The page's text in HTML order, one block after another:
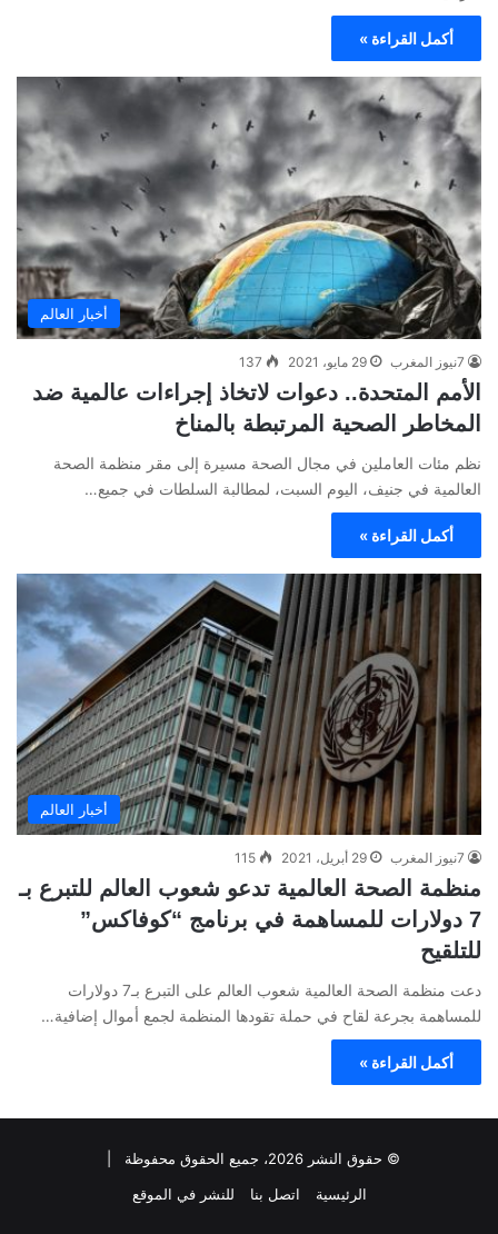
أكمل القراءة »
أخبار العالم
7نيوز المغرب 29 مايو، 2021 137
الأمم المتحدة.. دعوات لاتخاذ إجراءات عالمية ضد
المخاطر الصحية المرتبطة بالمناخ
نظم مئات العاملين في مجال الصحة مسيرة إلى مقر منظمة الصحة
العالمية في جنيف، اليوم السبت، لمطالبة السلطات في جميع…
أكمل القراءة »
أخبار العالم
7نيوز المغرب 29 أبريل، 2021 115
منظمة الصحة العالمية تدعو شعوب العالم للتبرع بـ
7 دولارات للمساهمة في برنامج “كوفاكس”
للتلقيح
دعت منظمة الصحة العالمية شعوب العالم على التبرع بـ7 دولارات
للمساهمة بجرعة لقاح في حملة تقودها المنظمة لجمع أموال إضافية…
أكمل القراءة »
© حقوق النشر 2026، جميع الحقوق محفوظة |
الرئيسية
اتصل بنا للنشر في الموقع